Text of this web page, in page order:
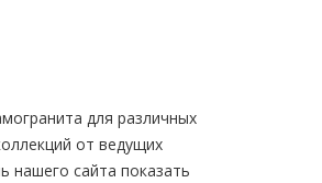
для различных
от ведущих
нашего сайта показать